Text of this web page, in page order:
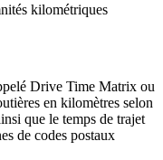
kilométriques
Drive Time Matrix ou
en kilomètres selon
que le temps de trajet
de codes postaux